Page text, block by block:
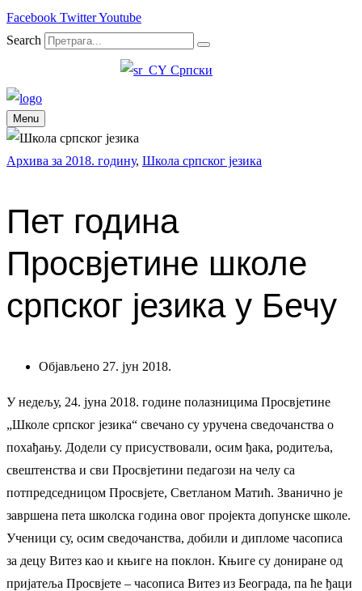
Facebook TwitterYoutube
Search
Српски
Menu
Архива за 2018. годину, Школа српског језика
Пет година
Просвјетине школе
српског језика у Бечу
Објављено 27. јун 2018.
У недељу, 24. јуна 2018. године полазницима Просвјетине
„Школе српског језика“ свечано су уручена сведочанства о
похађању. Додели су присуствовали, осим ђака, родитеља,
свештенства и сви Просвјетини педагози на челу са
потпредседницом Просвјете, Светланом Матић. Званично је
завршена пета школска година овог пројекта допунске школе.
Ученици су, осим сведочанства, добили и дипломе часописа
за децу Витез као и књиге на поклон. Књиге су дониране од
пријатеља Просвјете – часописа Витез из Београда, па ће ђаци